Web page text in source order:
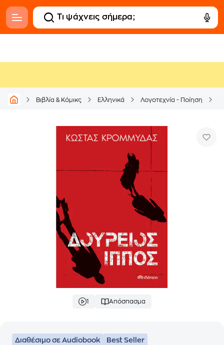
Βιβλία & Κόμικς Ελληνικά Λογοτεχνία - Ποίηση
1 Απόσπασμα
Διαθέσιμο σε Audiobook Best Seller